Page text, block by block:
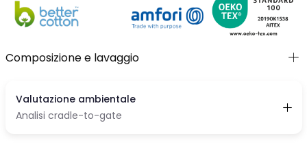
Composizione e lavaggio